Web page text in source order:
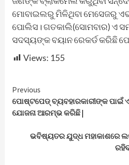
ମୋବାଇଲରୁ ମିଳିଥିବା ମେସେଜରୁ
ପୋଲିସ। ଗତକାଲି(ସୋମବାର) ଏ
ସଦସ୍ୟଙ୍କ ବୟାନ ରେକର୍ଡ କରିଛି
Views: 155
Continue
Reading
Previous
ପୋଷ୍ଟପେଡ୍ ବ୍ୟବହାରକାରୀଙ୍କ ପାଇଁ
ଯୋଜନା ଆରମ୍ଭ କରିଛି |
ଭବିଷ୍ୟତର ଯୁଦ୍ଧ ମହାକାଶରେ